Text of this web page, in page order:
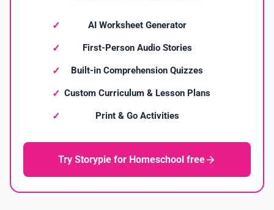
AI Worksheet Generator
First-Person Audio Stories
Built-in Comprehension Quizzes
Custom Curriculum & Lesson Plans
Print & Go Activities
Try Storypie for Homeschool free